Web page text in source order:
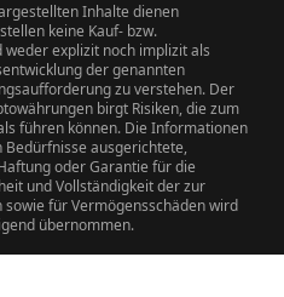
Inhalte dienen
keine Kauf- bzw.
weder explizit noch implizit als
der genannten
zu verstehen. Der
birgt Risiken, die zum
führen können. Die Informationen
ausgerichtete,
oder Garantie für die
und Vollständigkeit der zur
für Vermögensschäden wird
übernommen.